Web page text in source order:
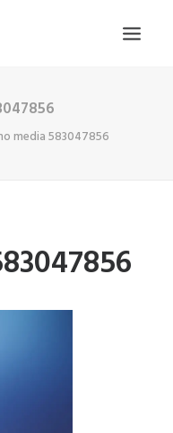
media 583047856